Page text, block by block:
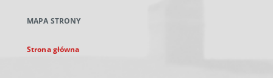
karcie
MAPA STRONY
Strona główna